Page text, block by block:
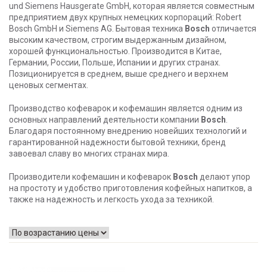
und Siemens Hausgerate GmbH, которая является совместным
предприятием двух крупных немецких корпораций: Robert
Bosch GmbH и Siemens AG. Бытовая техника Bosch отличается
высоким качеством, строгим выдержанным дизайном,
хорошей функциональностью. Производится в Китае,
Германии, России, Польше, Испании и других странах.
Позиционируется в среднем, выше среднего и верхнем
ценовых сегментах.
Производство кофеварок и кофемашин является одним из
основных направлений деятельности компании Bosch
Благодаря постоянному внедрению новейших технологий и
гарантированной надежности бытовой техники, бренд
завоевал славу во многих странах мира.
Производители кофемашин и кофеварок Bosch делают упор
на простоту и удобство приготовления кофейных напитков, а
также на надежность и легкость ухода за техникой.